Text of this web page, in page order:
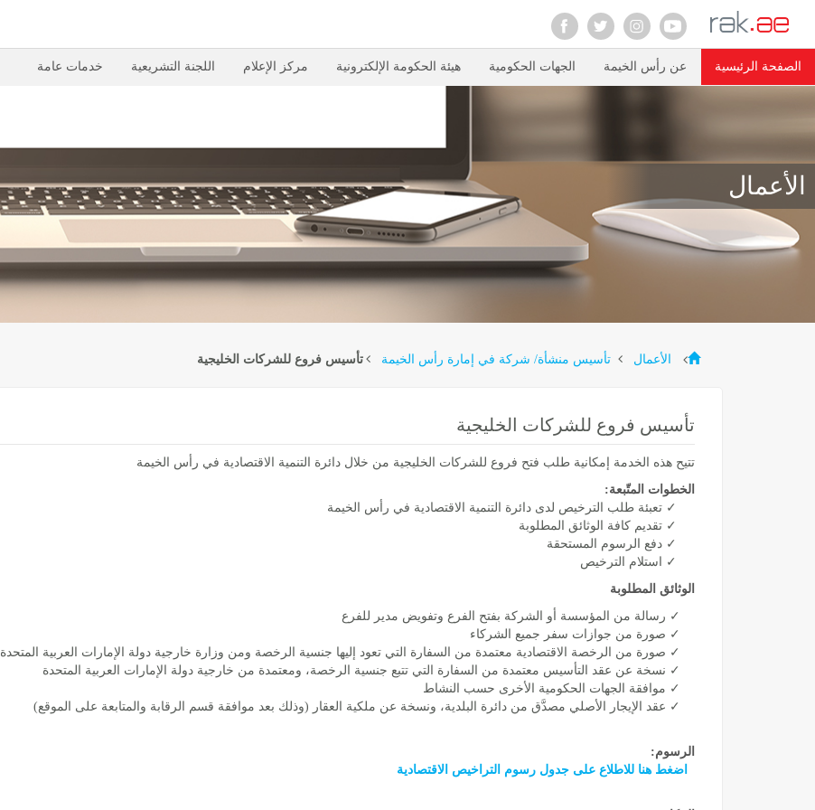
الصفحة الرئيسية عن رأس الخيمة الجهات الحكومية هيئة الحكومة الإلكترونية مركز الإعلام اللجنة التشريعية خدمات عامة
الأعمال
الأعمال تأسيس منشأة/ شركة في إمارة رأس الخيمة تأسيس فروع للشركات الخليجية
تأسيس فروع للشركات الخليجية
تتيح هذه الخدمة إمكانية طلب فتح فروع للشركات الخليجية من خلال دائرة التنمية الاقتصادية في رأس الخيمة
الخطوات المتّبعة:
✓ تعبئة طلب الترخيص لدى دائرة التنمية الاقتصادية في رأس الخيمة
✓ تقديم كافة الوثائق المطلوبة
✓ دفع الرسوم المستحقة
✓ استلام الترخيص
الوثائق المطلوبة
✓ رسالة من المؤسسة أو الشركة بفتح الفرع وتفويض مدير للفرع
✓ صورة من جوازات سفر جميع الشركاء
✓ صورة من الرخصة الاقتصادية معتمدة من السفارة التي تعود إليها جنسية الرخصة ومن وزارة خارجية دولة الإمارات العربية المتحدة
✓ نسخة عن عقد التأسيس معتمدة من السفارة التي تتبع جنسية الرخصة، ومعتمدة من خارجية دولة الإمارات العربية المتحدة
✓ موافقة الجهات الحكومية الأخرى حسب النشاط
✓ عقد الإيجار الأصلي مصدَّق من دائرة البلدية، ونسخة عن ملكية العقار (وذلك بعد موافقة قسم الرقابة والمتابعة على الموقع)
الرسوم:
اضغط هنا للاطلاع على جدول رسوم التراخيص الاقتصادية